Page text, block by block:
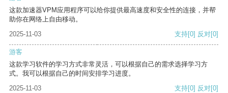
这款加速器VPM应用程序可以给你提供最高速度和安全性的连接，并帮
助你在网络上自由移动。
2025-11-03
支持[0] 反对[0]
游客
这款学习软件的学习方式非常灵活，可以根据自己的需求选择学习方
式。我可以根据自己的时间安排学习进度。
2025-11-03
支持[0] 反对[0]